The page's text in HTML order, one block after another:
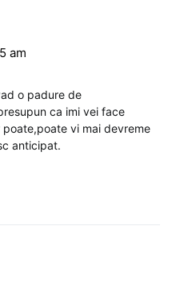
am
o padure de
ca imi vei face
vi mai devreme
anticipat.